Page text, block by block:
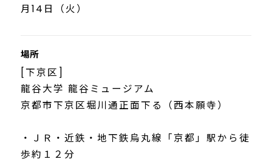
月14日（火）
場所
[下京区]
龍谷大学 龍谷ミュージアム
京都市下京区堀川通正面下る（西本願寺）
・ＪＲ・近鉄・地下鉄烏丸線「京都」駅から徒
歩約１２分